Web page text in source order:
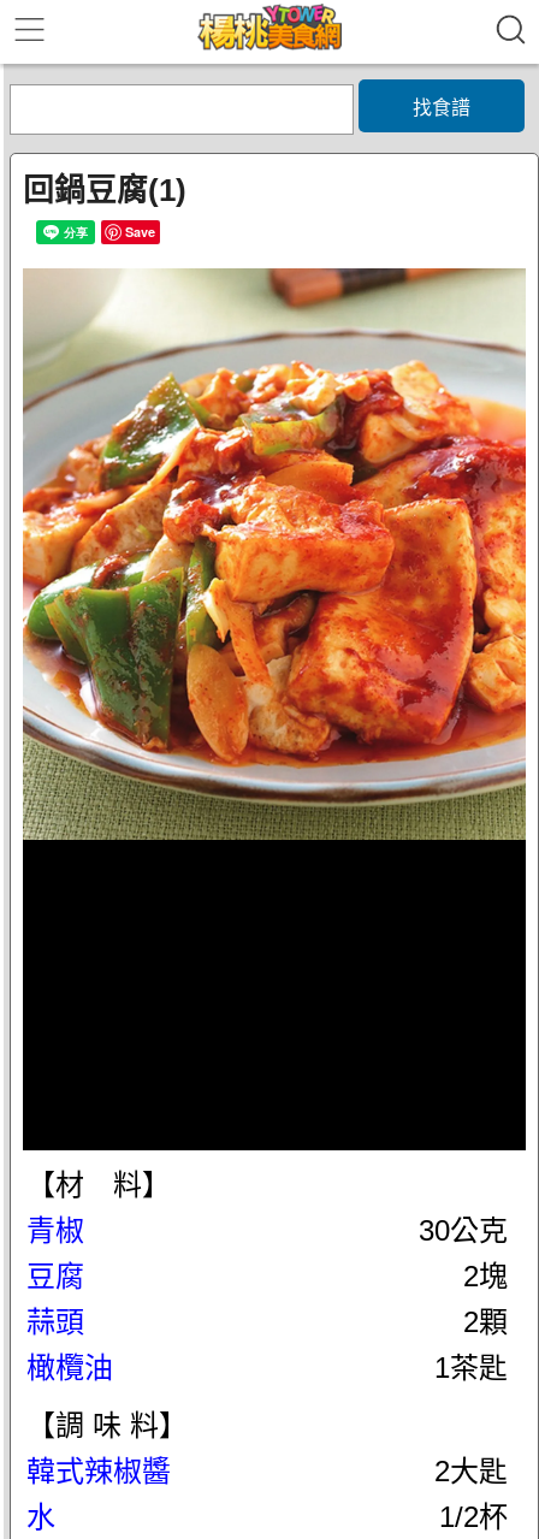
找食譜
回鍋豆腐(1)
Save
【材 料】
青椒
30公克
豆腐
2塊
蒜頭
2顆
橄欖油
1茶匙
【調 味 料】
韓式辣椒醬
2大匙
水
1/2杯